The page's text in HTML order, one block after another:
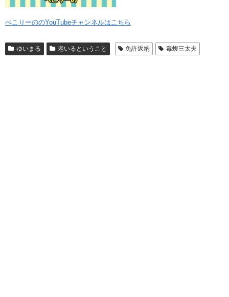
ぺこりーののYouTubeチャンネルはこちら
ゆいまる 老いるということ 免許返納 毒蝮三太夫